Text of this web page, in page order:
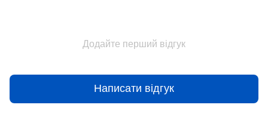
Додайте перший відгук
Написати відгук